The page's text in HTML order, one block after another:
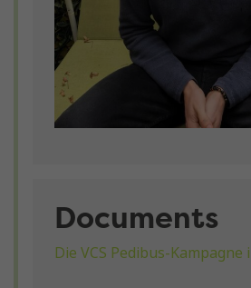
Documents
Die VCS Pedibus-Kampagne